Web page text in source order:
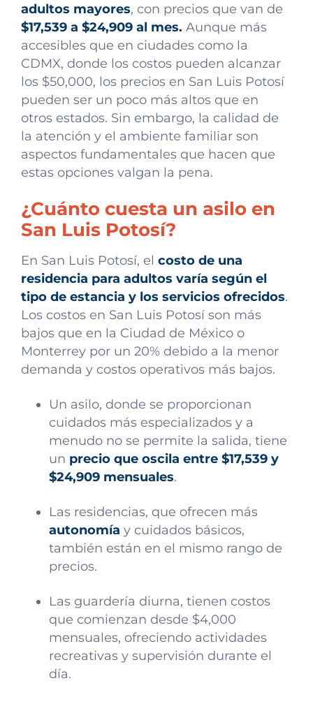
adultos mayores, con precios que van de
$17,539 a $24,909 al mes. Aunque más
accesibles que en ciudades como la
CDMX, donde los costos pueden alcanzar
los $50,000, los precios en San Luis Potosí
pueden ser un poco más altos que en
otros estados. Sin embargo, la calidad de
la atención y el ambiente familiar son
aspectos fundamentales que hacen que
estas opciones valgan la pena.
¿Cuánto cuesta un asilo en
San Luis Potosí?
En San Luis Potosí, el costo de una
residencia para adultos varía según el
tipo de estancia y los servicios ofrecidos.
Los costos en San Luis Potosí son más
bajos que en la Ciudad de México o
Monterrey por un 20% debido a la menor
demanda y costos operativos más bajos.
Un asilo, donde se proporcionan
cuidados más especializados y a
menudo no se permite la salida, tiene
un precio que oscila entre $17,539 y
$24,909 mensuales.
Las residencias, que ofrecen más
autonomía y cuidados básicos,
también están en el mismo rango de
precios.
Las guardería diurna, tienen costos
que comienzan desde $4,000
mensuales, ofreciendo actividades
recreativas y supervisión durante el
día.